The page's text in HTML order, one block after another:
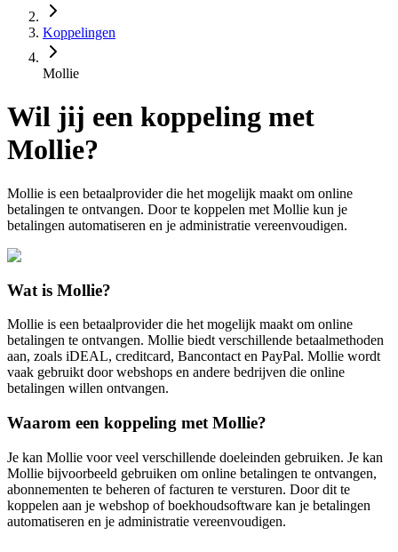
Koppelingen
Mollie
Wil jij een koppeling met
Mollie?
Mollie is een betaalprovider die het mogelijk maakt om online
betalingen te ontvangen. Door te koppelen met Mollie kun je
betalingen automatiseren en je administratie vereenvoudigen.
Wat is Mollie?
Mollie is een betaalprovider die het mogelijk maakt om online
betalingen te ontvangen. Mollie biedt verschillende betaalmethoden
aan, zoals iDEAL, creditcard, Bancontact en PayPal. Mollie wordt
vaak gebruikt door webshops en andere bedrijven die online
betalingen willen ontvangen.
Waarom een koppeling met Mollie?
Je kan Mollie voor veel verschillende doeleinden gebruiken. Je kan
Mollie bijvoorbeeld gebruiken om online betalingen te ontvangen,
abonnementen te beheren of facturen te versturen. Door dit te
koppelen aan je webshop of boekhoudsoftware kan je betalingen
automatiseren en je administratie vereenvoudigen.